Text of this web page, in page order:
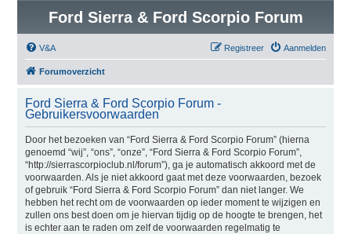
Ford Sierra & Ford Scorpio Forum
V&A Aanmelden
Registreer
Forumoverzicht
Ford Sierra & Ford Scorpio Forum -
Gebruikersvoorwaarden
Door het bezoeken van “Ford Sierra & Ford Scorpio Forum” (hierna
genoemd “wij”, “ons”, “onze”, “Ford Sierra & Ford Scorpio Forum”,
“http://sierrascorpioclub.nl/forum”), ga je automatisch akkoord met de
voorwaarden. Als je niet akkoord gaat met deze voorwaarden, bezoek
of gebruik “Ford Sierra & Ford Scorpio Forum” dan niet langer. We
hebben het recht om de voorwaarden op ieder moment te wijzigen en
zullen ons best doen om je hiervan tijdig op de hoogte te brengen, het
is echter aan te raden om zelf de voorwaarden regelmatig te